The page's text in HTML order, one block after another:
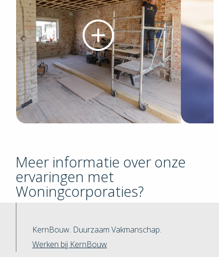
Meer informatie over onze
ervaringen met
Woningcorporaties?
KernBouw. Duurzaam Vakmanschap.
Werken bij KernBouw